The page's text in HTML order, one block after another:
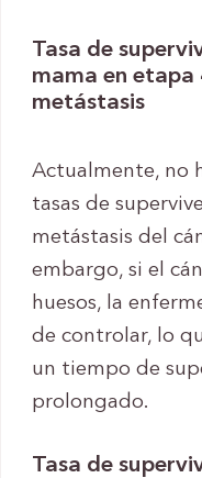
Tasa de
mama en etapa
metástasis
Actualmente, no
tasas de
metástasis del
embargo, si el
huesos, la
de controlar, lo
un tiempo de
prolongado.
Tasa de